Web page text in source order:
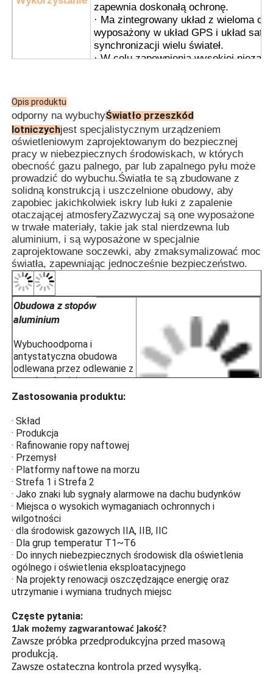
zapewnia doskonałą ochronę.
· Ma zintegrowany układ z wieloma
wyposażony w układ GPS i układ
synchronizacji wielu świateł.
· W celu zapewnienia wysokiej
ułatwienia użytkowania i instalacji;
· Jest odpowiedni zarówno do
kablowych.
APPL
· Platformy naftowe i gazowe
· Zakłady przetwórstwa chemicznego
· Silony zbóż i młyny mąkowe
· Urządzenia wiertnicze na morzu
· Stacje LNG
· Kopalnie węgla i infrastruktura
· Składniki niebezpieczne
· Strefa 1 i Strefa 2
· Dla grup temperatur T1~T6
· dla środowisk gazowych IIA, IIB, IIC
Opis produktu
odporny na wybuchyŚwiatło przeszkód
lotniczychjest specjalistycznym urządzeniem
oświetleniowym zaprojektowanym do bezpiecznej
pracy w niebezpiecznych środowiskach, w których
obecność gazu palnego, par lub zapalnego pyłu może
prowadzić do wybuchu.Światła te są zbudowane z
solidną konstrukcją i uszczelnione obudowy, aby
zapobiec jakichkolwiek iskry lub łuki z zapalenie
otaczającej atmosferyZazwyczaj są one wyposażone
w trwałe materiały, takie jak stal nierdzewna lub
aluminium, i są wyposażone w specjalnie
zaprojektowane soczewki, aby zmaksymalizować moc
światła, zapewniając jednocześnie bezpieczeństwo.
aluminium
Wybuchoodporna i
antystatyczna obudowa
odlewana przez odlewanie z
stopów aluminium z
powierzchnią plastikową
spryskanową
elektrostatycznie w celu
zapewnienia odporności na
korozję, antystatyczną i
odporność na uderzenia.
Szkło o wysokiej
wytrzymałości
przeciwwybuchowa ze
szkła hartowanego o
wysokiej wytrzymałości
łukowej z oświetlenia z
Zastosowania produktu:
· Skład
· Produkcja
· Rafinowanie ropy naftowej
· Przemysł
· Platformy naftowe na morzu
· Strefa 1 i Strefa 2
· Jako znaki lub sygnały alarmowe na dachu budynków
wilgotności
· dla środowisk gazowych IIA, IIB, IIC
· Dla grup temperatur T1~T6
· Do innych niebezpiecznych środowisk dla oświetlenia
ogólnego i oświetlenia eksploatacyjnego